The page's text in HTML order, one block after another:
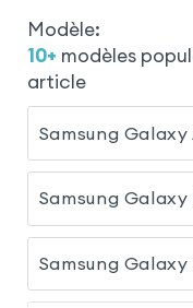
Modèle:
10+ modèles
article
Samsung Galaxy
Samsung
Samsung Galaxy